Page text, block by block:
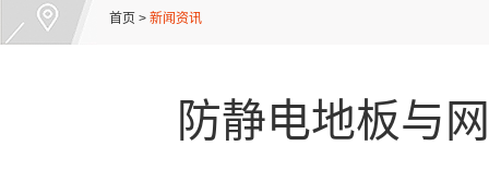
首页 > 新闻资讯
防静电地板与